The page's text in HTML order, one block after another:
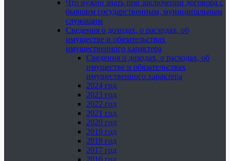
Что нужно знать при заключении договора с
бывшим государственным, муниципальным
служащим
Сведения о доходах, о расходах, об
имуществе и обязательствах
имущественного характера
Сведения о доходах, о расходах, об
имуществе и обязательствах
имущественного характера
2024 год
2023 год
2022 год
2021 год
2020 год
2019 год
2018 год
2017 год
2016 год